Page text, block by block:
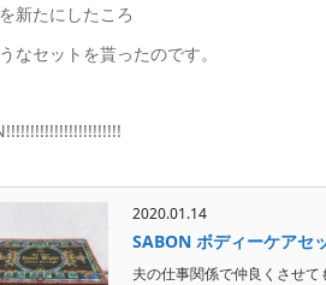
新たにしたころ
なセットを貰ったのです。
2020.01.14
SABON ボディーケアセ
夫の仕事関係で仲良くさせ